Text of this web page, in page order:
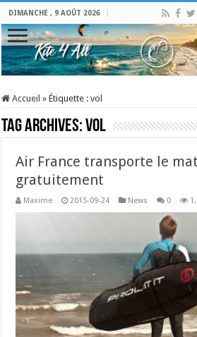
DIMANCHE , 9 AOÛT 2026
Accueil » Étiquette :vol
Tag Archives:vol
Air France transporte le
gratuitement
Maxime 2015-09-24 News 0